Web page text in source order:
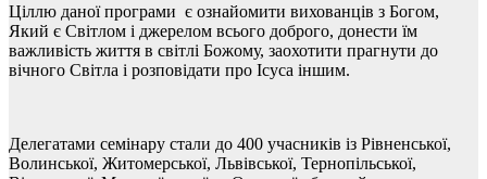
Ціллю даної програми є ознайомити вихованців з Богом,
Який є Світлом і джерелом всього доброго, донести їм
важливість життя в світлі Божому, заохотити прагнути до
вічного Світла і розповідати про Ісуса іншим.
Делегатами семінару стали до 400 учасників із Рівненської,
Волинської, Житомерської, Львівської, Тернопільської,